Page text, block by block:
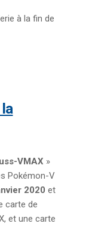
à la fin de
VMAX »
Pokémon-V
2020 et
carte de
et une carte